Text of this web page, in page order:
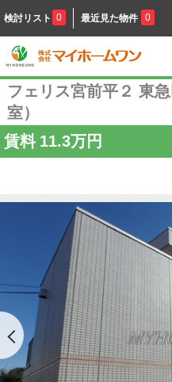
検討リスト 0 最近見た物件 0
フェリス宮前平２ 東
室）
賃料 11.3万円